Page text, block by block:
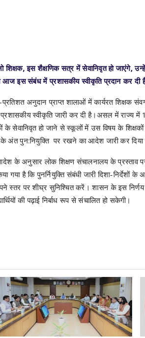
शिक्षक, इस शैक्षणिक सत्र में सेवानिवृत हो जाएंगे,
आज इस संबंध में प्रशासकीय स्वीकृति प्रदान कर दी
अनुदान प्राप्त शालाओं में कार्यरत शिक्षक
स्वीकृति जारी कर दी है।असल में राज्य
के सेवानिवृत हो जाने से स्कूलों में उस विषय के
के अंत पुन:नियुक्ति पर रखने का आदेश जारी कर दिया
के अनुसार लोक शिक्षण संचालनालय के प्रस्ताव पर
है कि पुनर्नियुक्ति संबंधी जारी दिशा-निर्देशों
स्तर पर शीघ्र सुनिश्चित करें। शासन के इस
की पढ़ाई निर्बाध रूप से संचालित हो सकेगी।